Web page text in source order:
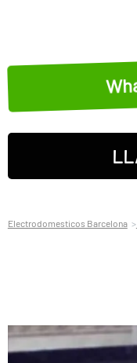
Electrodomesticos Barcelona